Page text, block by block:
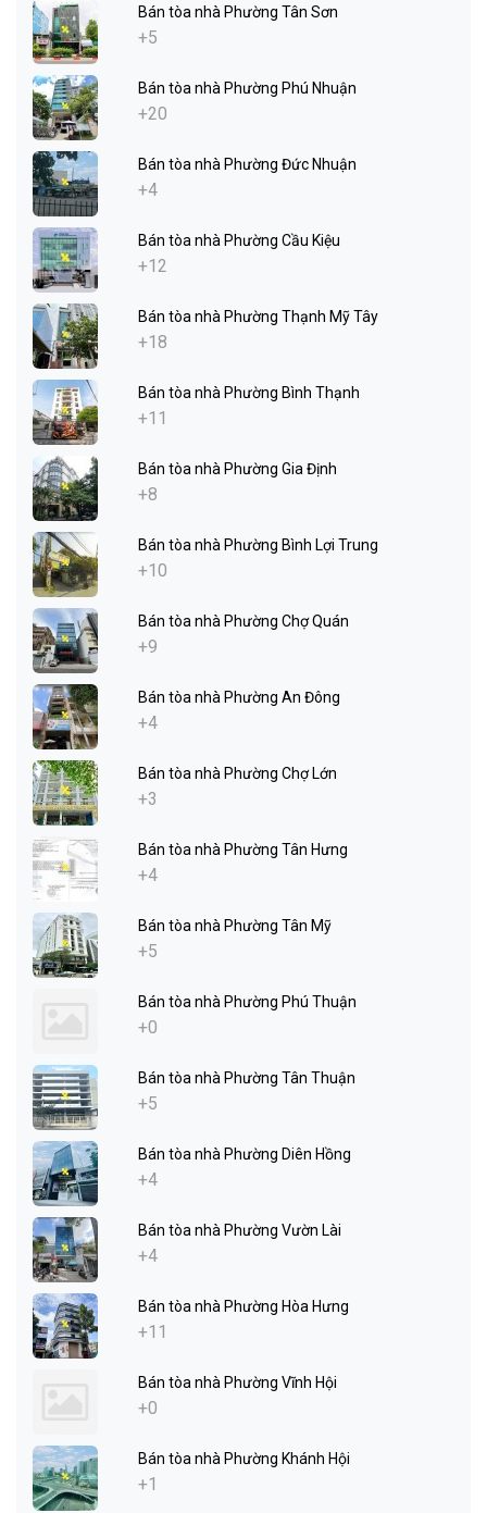
Bán tòa nhà Phường Tân Sơn
+5
Bán tòa nhà Phường Phú Nhuận
+20
Bán tòa nhà Phường Đức Nhuận
+4
Bán tòa nhà Phường Cầu Kiệu
+12
Bán tòa nhà Phường Thạnh Mỹ Tây
+18
Bán tòa nhà Phường Bình Thạnh
+11
Bán tòa nhà Phường Gia Định
+8
Bán tòa nhà Phường Bình Lợi Trung
+10
Bán tòa nhà Phường Chợ Quán
+9
Bán tòa nhà Phường An Đông
+4
Bán tòa nhà Phường Chợ Lớn
+3
Bán tòa nhà Phường Tân Hưng
+4
Bán tòa nhà Phường Tân Mỹ
+5
Bán tòa nhà Phường Phú Thuận
+0
Bán tòa nhà Phường Tân Thuận
+5
Bán tòa nhà Phường Diên Hồng
+4
Bán tòa nhà Phường Vườn Lài
+4
Bán tòa nhà Phường Hòa Hưng
+11
Bán tòa nhà Phường Vĩnh Hội
+0
Bán tòa nhà Phường Khánh Hội
+1